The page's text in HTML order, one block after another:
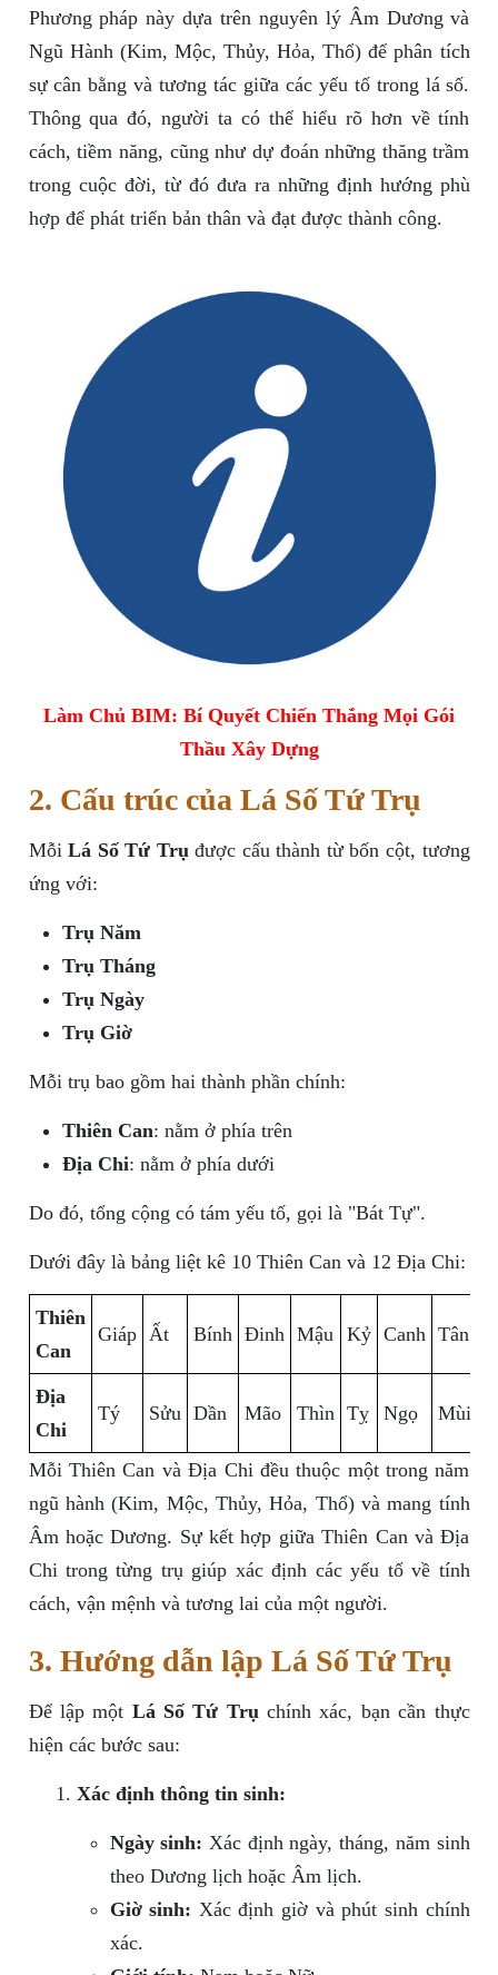
Phương pháp này dựa trên nguyên lý Âm Dương và
Ngũ Hành (Kim, Mộc, Thủy, Hỏa, Thổ) để phân tích
sự cân bằng và tương tác giữa các yếu tố trong lá số.
Thông qua đó, người ta có thể hiểu rõ hơn về tính
cách, tiềm năng, cũng như dự đoán những thăng trầm
trong cuộc đời, từ đó đưa ra những định hướng phù
hợp để phát triển bản thân và đạt được thành công.
Làm Chủ BIM: Bí Quyết Chiến Thắng Mọi Gói
Thầu Xây Dựng
2. Cấu trúc của Lá Số Tứ Trụ
MỗiLá Số Tứ Trụđược cấu thành từ bốn cột, tương
ứng với:
Trụ Năm
Trụ Tháng
Trụ Ngày
Trụ Giờ
Mỗi trụ bao gồm hai thành phần chính:
Thiên Can: nằm ở phía trên
Địa Chi: nằm ở phía dưới
Do đó, tổng cộng có tám yếu tố, gọi là "Bát Tự".
Dưới đây là bảng liệt kê 10 Thiên Can và 12 Địa Chi:
Thiên
Can
Giáp Ất Bính Đinh Mậu Kỷ Canh Tân
Địa
Chi
Tý Sửu Dần Mão Thìn Tỵ Ngọ Mùi
Mỗi Thiên Can và Địa Chi đều thuộc một trong năm
ngũ hành (Kim, Mộc, Thủy, Hỏa, Thổ) và mang tính
Âm hoặc Dương. Sự kết hợp giữa Thiên Can và Địa
Chi trong từng trụ giúp xác định các yếu tố về tính
cách, vận mệnh và tương lai của một người.
3. Hướng dẫn lập Lá Số Tứ Trụ
Để lập một Lá Số Tứ Trụchính xác, bạn cần thực
hiện các bước sau:
Xác định thông tin sinh:
Ngày sinh: Xác định ngày, tháng, năm sinh
theo Dương lịch hoặc Âm lịch.
Giờ sinh: Xác định giờ và phút sinh chính
xác.